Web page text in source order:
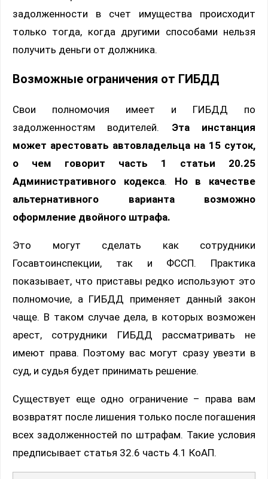
задолженности в счет имущества происходит
только тогда, когда другими способами нельзя
получить деньги от должника.
Возможные ограничения от ГИБДД
Свои полномочия имеет и ГИБДД по
задолженностям водителей. Эта инстанция
может арестовать автовладельца на 15 суток,
о чем говорит часть 1 статьи 20.25
Административного кодекса. Но в качестве
альтернативного варианта возможно
оформление двойного штрафа.
Это могут сделать как сотрудники
Госавтоинспекции, так и ФССП. Практика
показывает, что приставы редко используют это
полномочие, а ГИБДД применяет данный закон
чаще. В таком случае дела, в которых возможен
арест, сотрудники ГИБДД рассматривать не
имеют права. Поэтому вас могут сразу увезти в
суд, и судья будет принимать решение.
Существует еще одно ограничение – права вам
возвратят после лишения только после погашения
всех задолженностей по штрафам. Такие условия
предписывает статья 32.6 часть 4.1 КоАП.